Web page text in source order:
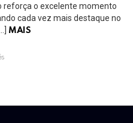
reforça o excelente momento
cada vez mais destaque no
MAIS